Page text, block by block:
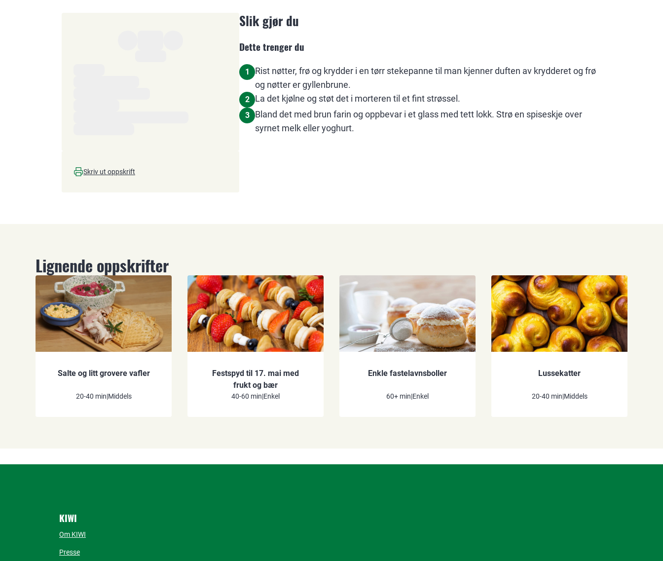
Skriv ut oppskrift
Slik gjør du
Dette trenger du
1
Rist nøtter, frø og krydder i en tørr stekepanne til man kjenner duften av krydderet og frø
og nøtter er gyllenbrune.
2 La det kjølne og støt det i morteren til et fint strøssel.
3
Bland det med brun farin og oppbevar i et glass med tett lokk. Strø en spiseskje over
syrnet melk eller yoghurt.
Lignende oppskrifter
Salte og litt grovere vafler
20-40 min|Middels
Festspyd til 17. mai med
frukt og bær
40-60 min|Enkel
Enkle fastelavnsboller
60+ min|Enkel
Lussekatter
20-40 min|Middels
KIWI
Om KIWI
Presse